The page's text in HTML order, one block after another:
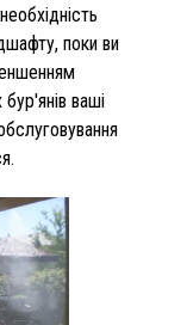
поки ви
ваші